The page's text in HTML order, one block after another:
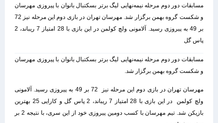
مسابقات دور دوم مرحله نیمه‌نهایی لیگ برتر بسکتبال بانوان با پیروزی مهرسان
و شکست گروه بهمن برگزار شد. مهرسان تهران در بازی دوم این مرحله نیز 72
بر 49 به پیروزی رسید. آلامونی ولچ کولمن در این بازی با 28 امتیاز 7 ریباند، 2
پاس گل
مسابقات دور دوم مرحله نیمه‌نهایی لیگ برتر بسکتبال بانوان با پیروزی مهرسان
و شکست گروه بهمن برگزار شد.
مهرسان تهران در بازی دوم این مرحله نیز 72 بر 49 به پیروزی رسید. آلامونی
ولچ کولمن در این بازی با 28 امتیاز 7 ریباند، 2 پاس گل و کارایی 25 بهترین
بازیکن شد. تیم مهرسان با کسب دومین پیروزی خود از این سری، با نتیجه 2 بر